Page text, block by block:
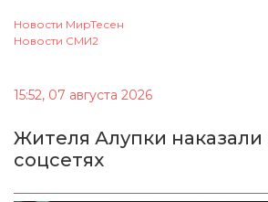
Новости МирТесен
Новости СМИ2
15:52, 07 августа 2026
Жителя Алупки наказали
соцсетях